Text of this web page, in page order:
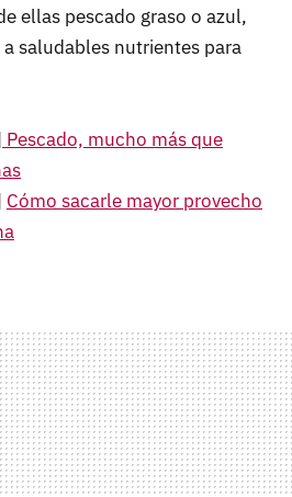
ellas pescado graso o azul,
saludables nutrientes para
Pescado, mucho más que
Cómo sacarle mayor provecho